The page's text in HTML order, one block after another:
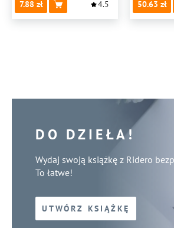
7.88 4.5
50.63
DO DZIEŁA!
Wydaj swoją książkę z Ridero
To łatwe!
UTWÓRZ KSIĄŻKĘ